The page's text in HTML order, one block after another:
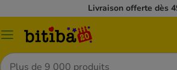
Livraison offerte dès
Menu
Rechercher